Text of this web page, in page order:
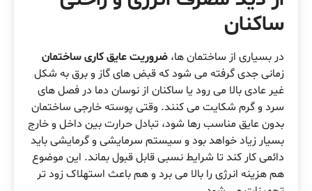
ساکنان
در بسیاری از ساختمان ها، ضروریت عایق کاری ساختمان
زمانی جدی گرفته می شود که قبض های گاز و برق به شکل
غیر عادی بالا می رود یا ساکنان از نوسان دما در فصل های
سرد و گرم شکایت می کنند. وقتی پوسته خارجی ساختمان
بدون عایق مناسب رها شود، تبادل حرارت بین داخل و خارج
بسیار زیاد خواهد بود و سیستم سرمایشی و گرمایشی باید
دائمی کار کند تا شرایط نسبی قابل قبول بماند. این موضوع
هم هزینه انرژی را بالا می برد و هم باعث استهلاک زود تر